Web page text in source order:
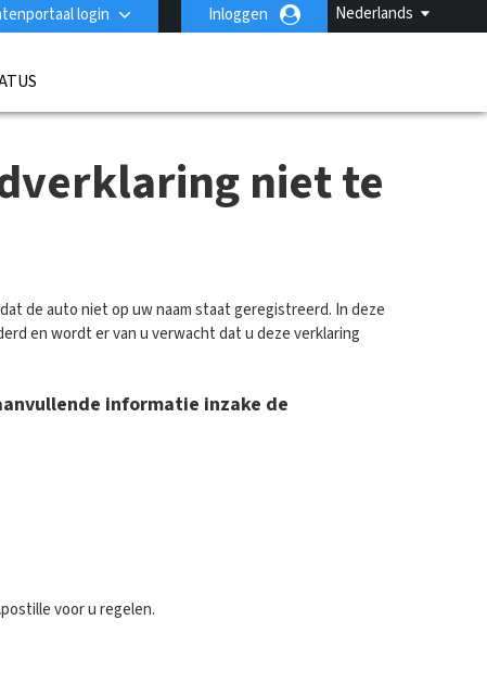
Nederlands
login Inloggen
niet te
de auto niet op uw naam staat geregistreerd. In deze
en wordt er van u verwacht dat u deze verklaring
informatie inzake de
voor u regelen.